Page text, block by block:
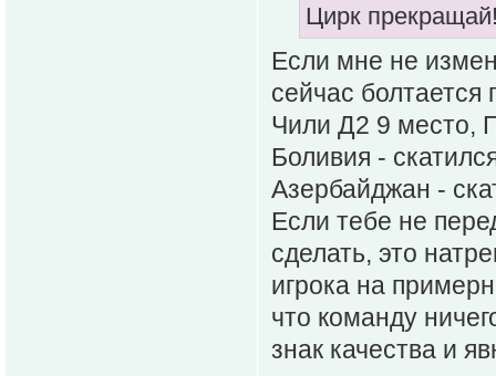
Цирк
Если мне не
сейчас
Чили Д2 9 место,
Боливия -
Азербайджан -
Если тебе не
сделать, это
игрока на
что команду
знак качества и